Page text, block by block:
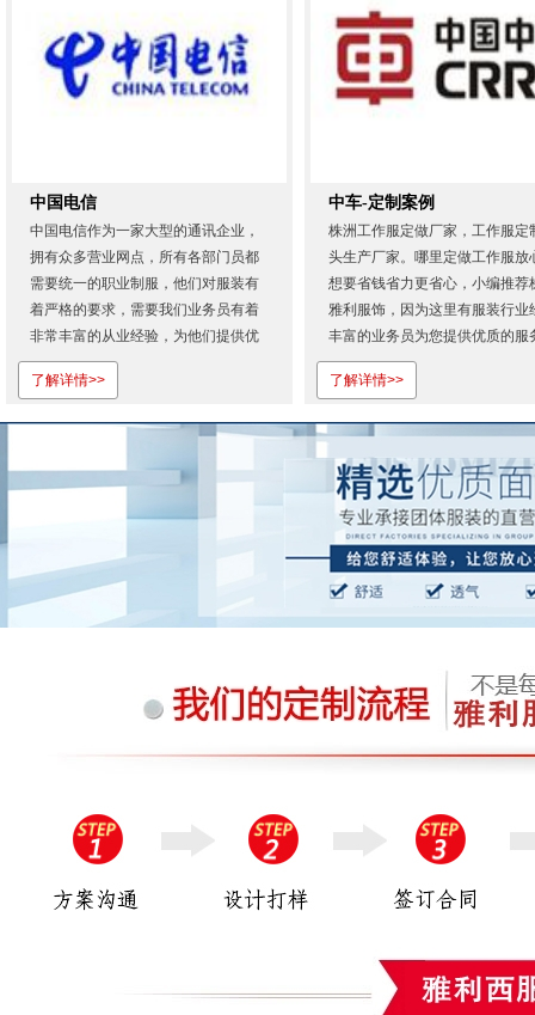
中国电信
中国电信作为一家大型的通讯企业，
拥有众多营业网点，所有各部门员都
需要统一的职业制服，他们对服装有
着严格的要求，需要我们业务员有着
非常丰富的从业经验，为他们提供优
质的服务。从首次合作，我们就展现
出专业的服务态度和过硬的产品质
可才会一如既往地相信我们！株洲雅
利服饰有限公司是湖南省专业定做工
作...
了解详情>>
中车-定制案例
株洲工作服定做厂家，工作服定
头生产厂家。哪里定做工作服放
想要省钱省力更省心，小编推荐
雅利服饰，因为这里有服装行业
丰富的业务员为您提供优质的服
欢迎登录株洲雅利服饰有限公司
网...
了解详情>>